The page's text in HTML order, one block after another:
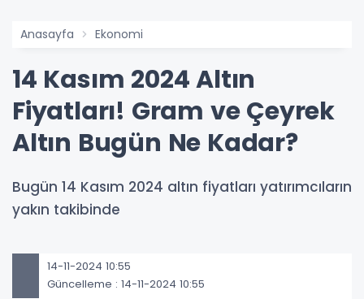
Anasayfa Ekonomi
14 Kasım 2024 Altın
Fiyatları! Gram ve Çeyrek
Altın Bugün Ne Kadar?
Bugün 14 Kasım 2024 altın fiyatları yatırımcıların
yakın takibinde
14-11-2024 10:55
Güncelleme : 14-11-2024 10:55